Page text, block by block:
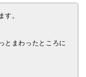
す。
とまわったところに